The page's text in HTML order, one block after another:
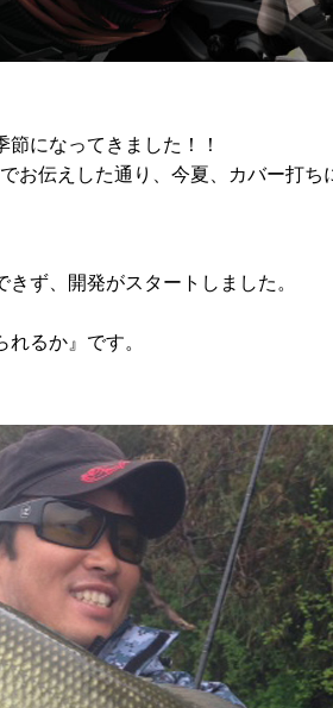
節になってきました！！
お伝えした通り、今夏、カバー打
ず、開発がスタートしました。
るか』です。